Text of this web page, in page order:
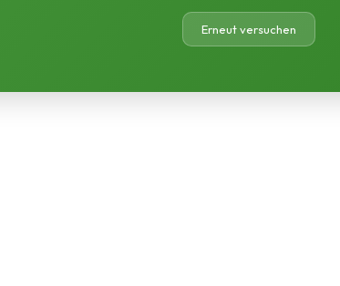
Erneut versuchen